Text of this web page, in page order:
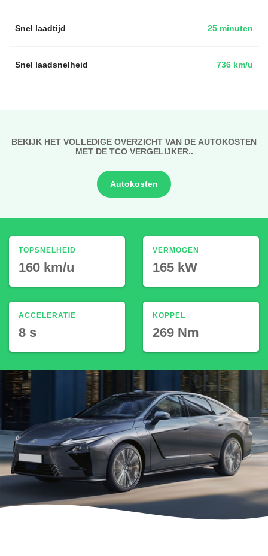
Snel laadtijd 25 minuten
Snel laadsnelheid 736 km/u
BEKIJK HET VOLLEDIGE OVERZICHT VAN DE AUTOKOSTEN
MET DE TCO VERGELIJKER..
Autokosten
TOPSNELHEID
160 km/u
ACCELERATIE
8 s
VERMOGEN
165 kW
KOPPEL
269 Nm